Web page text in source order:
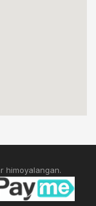
himoyalangan.